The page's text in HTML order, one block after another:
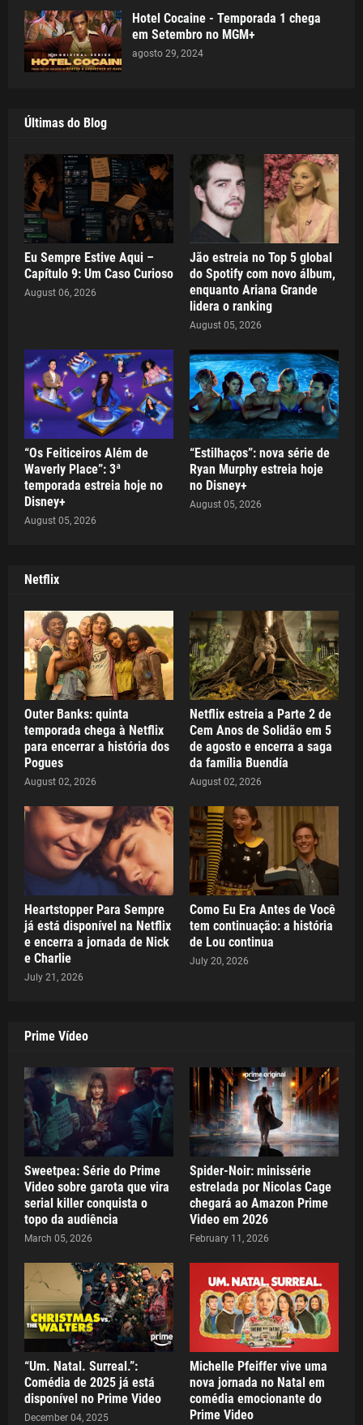
Hotel Cocaine - Temporada 1 chega
em Setembro no MGM+
agosto 29, 2024
Últimas do Blog
Eu Sempre Estive Aqui –
Capítulo 9: Um Caso Curioso
August 06, 2026
Jão estreia no Top 5 global
do Spotify com novo álbum,
enquanto Ariana Grande
lidera o ranking
August 05, 2026
“Os Feiticeiros Além de
Waverly Place”: 3ª
temporada estreia hoje no
Disney+
August 05, 2026
“Estilhaços”: nova série de
Ryan Murphy estreia hoje
no Disney+
August 05, 2026
Netflix
Outer Banks: quinta
temporada chega à Netflix
para encerrar a história dos
Pogues
August 02, 2026
Netflix estreia a Parte 2 de
Cem Anos de Solidão em 5
de agosto e encerra a saga
da família Buendía
August 02, 2026
Heartstopper Para Sempre
já está disponível na Netflix
e encerra a jornada de Nick
e Charlie
July 21, 2026
Como Eu Era Antes de Você
tem continuação: a história
de Lou continua
July 20, 2026
Prime Vídeo
Sweetpea: Série do Prime
Video sobre garota que vira
serial killer conquista o
topo da audiência
March 05, 2026
Spider-Noir: minissérie
estrelada por Nicolas Cage
chegará ao Amazon Prime
Video em 2026
February 11, 2026
“Um. Natal. Surreal.”:
Comédia de 2025 já está
disponível no Prime Video
December 04, 2025
Michelle Pfeiffer vive uma
nova jornada no Natal em
comédia emocionante do
Prime Video